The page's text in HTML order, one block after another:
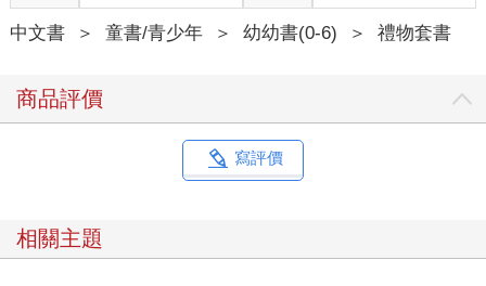
中文書 ＞ 童書/青少年 ＞ 幼幼書(0-6) ＞ 禮物套書
商品評價
寫評價
相關主題